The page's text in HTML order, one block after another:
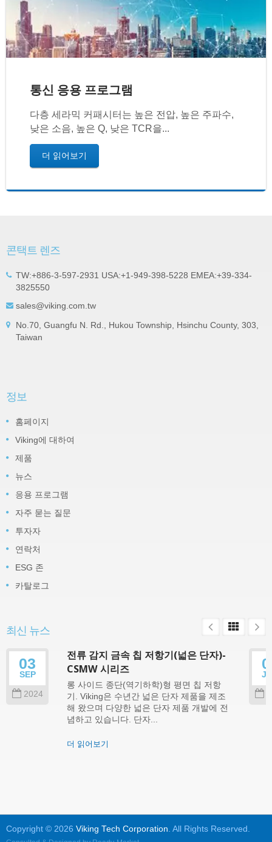
통신 응용 프로그램
다층 세라믹 커패시터는 높은 전압, 높은 주파수,
낮은 소음, 높은 Q, 낮은 TCR을...
더 읽어보기
콘택트 렌즈
TW:+886-3-597-2931 USA:+1-949-398-5228 EMEA:+39-334-
3825550
sales@viking.com.tw
No.70, Guangfu N. Rd., Hukou Township, Hsinchu County, 303,
Taiwan
정보
홈페이지
Viking에 대하여
제품
뉴스
응용 프로그램
자주 묻는 질문
투자자
연락처
ESG 존
카탈로그
최신 뉴스
03
SEP
2024
전류 감지 금속 칩 저항기(넓은 단자)-
CSMW 시리즈
롱 사이드 종단(역기하학)형 평면 칩 저항
기. Viking은 수년간 넓은 단자 제품을 제조
해 왔으며 다양한 넓은 단자 제품 개발에 전
념하고 있습니다. 단자...
더 읽어보기
Copyright © 2026 Viking Tech Corporation . All Rights Reserved.